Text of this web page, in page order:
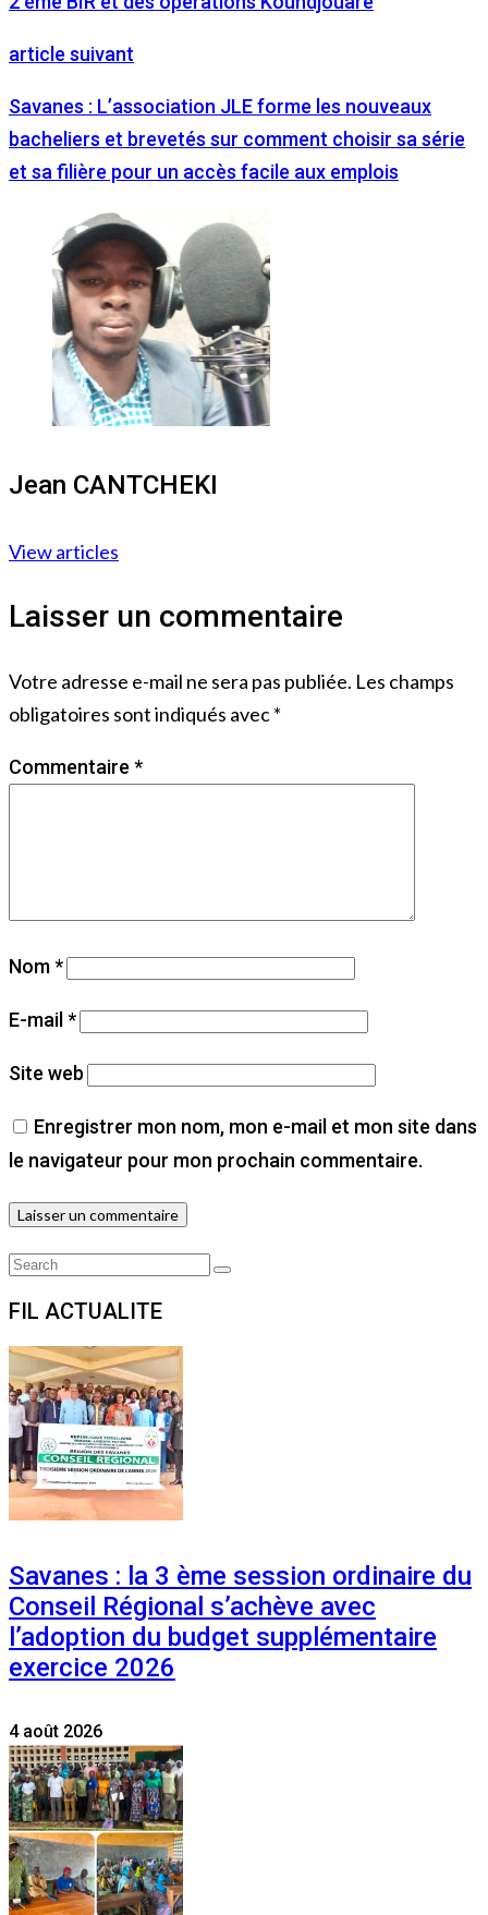
article suivant
Savanes : L’association JLE forme les nouveaux
bacheliers et brevetés sur comment choisir sa série
et sa filière pour un accès facile aux emplois
Jean CANTCHEKI
View articles
Laisser un commentaire
Votre adresse e-mail ne sera pas publiée. Les champs
obligatoires sont indiqués avec*
Commentaire *
Nom*
E-mail*
Site web
Enregistrer mon nom, mon e-mail et mon site dans
le navigateur pour mon prochain commentaire.
Search
Search
FIL ACTUALITE
Savanes : la 3 ème session ordinaire du
Conseil Régional s’achève avec
l’adoption du budget supplémentaire
exercice 2026
4 août 2026